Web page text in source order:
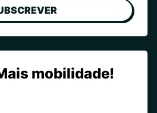
mobilidade!